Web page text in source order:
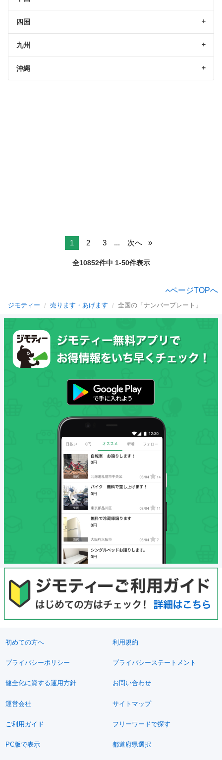
四国
九州
沖縄
1 2 3 ... 次へ
全10852件中 1-50件表示
ページTOPへ
ジモティー 売ります・あげます 全国の「ナンバープレート」
初めての方へ 利用規約
プライバシーポリシー プライバシーステートメント
健全化に資する運用方針 お問い合わせ
運営会社 サイトマップ
ご利用ガイド フリーワードで探す
PC版で表示 都道府県選択